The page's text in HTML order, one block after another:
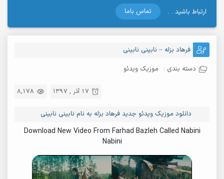
ارتباط باشید . .
تماس باما
فرهاد بزله – نابینی نابینی
دسته بندی : موزیک ویدئو
8,178 17 آذر , 1397
دانلود موزیک ویدئو جدید فرهاد بزله به نام نابینی نابینی
Download New Video From Farhad Bazleh Called Nabini
Nabini